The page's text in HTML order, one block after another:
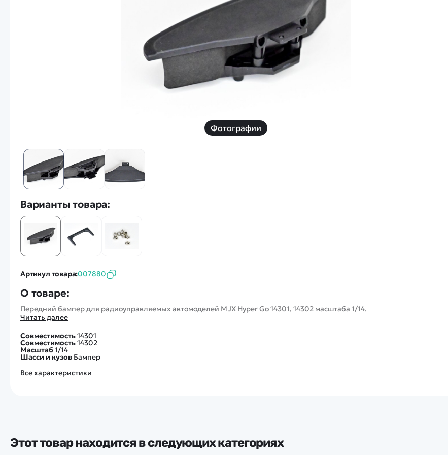
Дроны с 4k камерой
Скоростной катер
Вертолетик для детей ну пульте
Машины 1 к 10
Скидки
Фотографии
Варианты товара:
Артикул товара:007880
О товаре:
Передний бампер для радиоуправляемых автомоделей MJX Hyper Go 14301, 14302 масштаба 1/14.
Читать далее
Совместимость14301
Совместимость14302
Масштаб1/14
Шасси и кузов Бампер
Все характеристики
Этот товар находится в следующих категориях
Заказать звонок
Наши соцсети: